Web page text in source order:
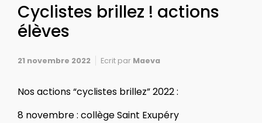
Cyclistes brillez ! actions
élèves
21 novembre 2022 Ecrit par Maeva
Nos actions “cyclistes brillez” 2022 :
8 novembre : collège Saint Exupéry